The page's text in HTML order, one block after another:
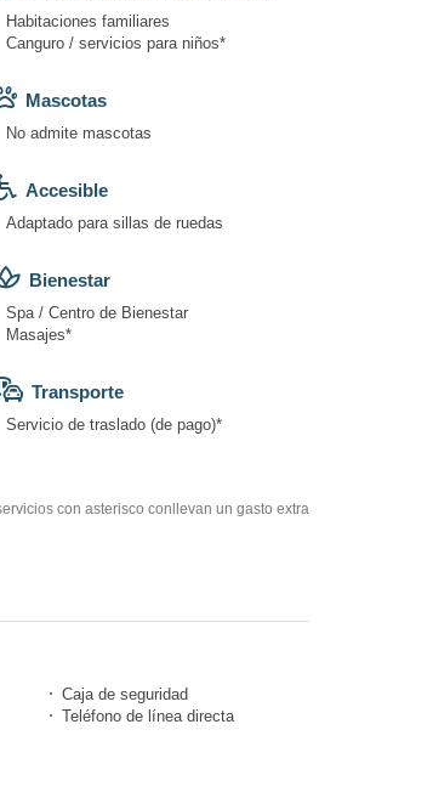
Habitaciones familiares
Canguro / servicios para niños*
Mascotas
No admite mascotas
Accesible
Adaptado para sillas de ruedas
Bienestar
Spa / Centro de Bienestar
Masajes*
Transporte
Servicio de traslado (de pago)*
con asterisco conllevan un gasto extra
Caja de seguridad
Teléfono de línea directa